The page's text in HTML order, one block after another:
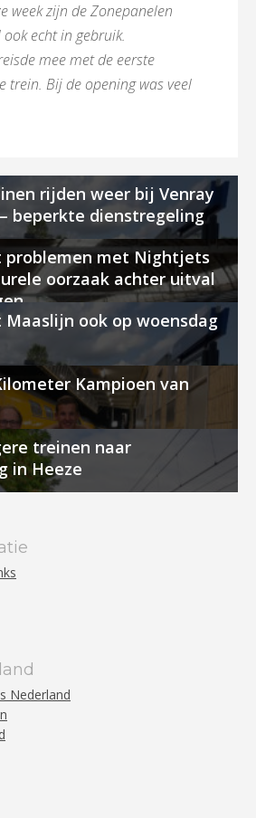
week zijn de Zonepanelen
echt in gebruik.
mee met de eerste
trein. Bij de opening was veel
rijden weer bij Venray
beperkte dienstregeling
problemen met Nightjets
oorzaak achter uitval
ook op woensdag
Kampioen van
treinen naar
in Heeze
Nederland